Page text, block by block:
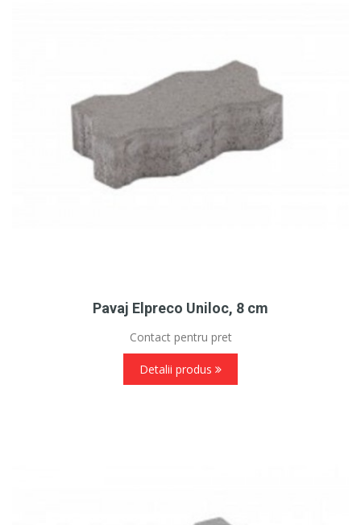
Pavaj Elpreco Uniloc, 8 cm
Contact pentru pret
Detalii produs